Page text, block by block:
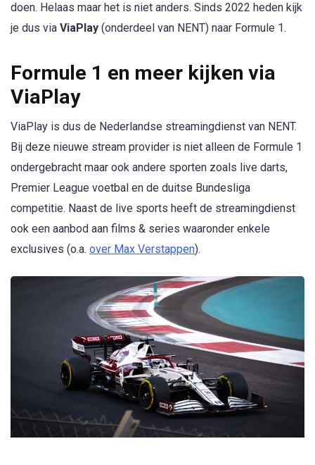
doen. Helaas maar het is niet anders. Sinds 2022 heden kijk
je dus via ViaPlay (onderdeel van NENT) naar Formule 1.
Formule 1 en meer kijken via
ViaPlay
ViaPlay is dus de Nederlandse streamingdienst van NENT.
Bij deze nieuwe stream provider is niet alleen de Formule 1
ondergebracht maar ook andere sporten zoals live darts,
Premier League voetbal en de duitse Bundesliga
competitie. Naast de live sports heeft de streamingdienst
ook een aanbod aan films & series waaronder enkele
exclusives (o.a. over Max Verstappen).